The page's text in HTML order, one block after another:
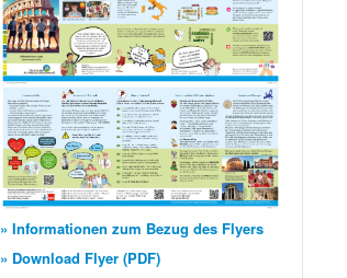
» Informationen zum Bezug des Flyers
» Download Flyer (PDF)